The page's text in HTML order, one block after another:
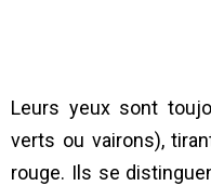
Leurs yeux sont
verts ou vairons),
rouge. Ils se